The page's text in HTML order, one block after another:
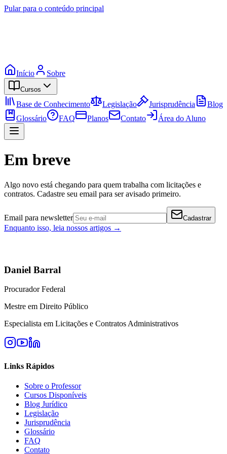
Pular para o conteúdo principal
Início Sobre
Cursos
Base de Conhecimento Legislação Jurisprudência
Blog
Glossário
FAQ Planos Contato Área do Aluno
Em breve
Algo novo está chegando para quem trabalha com licitações e
contratos. Cadastre seu email para ser avisado primeiro.
Email para newsletter Cadastrar
Enquanto isso, leia nossos artigos →
Daniel Barral
Procurador Federal
Mestre em Direito Público
Especialista em Licitações e Contratos Administrativos
Links Rápidos
Sobre o Professor
Cursos Disponíveis
Blog Jurídico
Legislação
Jurisprudência
Glossário
FAQ
Contato